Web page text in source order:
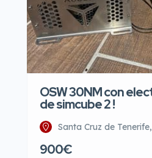
OSW 30NM con
de simcube 2 !
Santa Cruz de
900€